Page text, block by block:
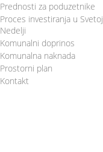
Prednosti za poduzetnike
Proces investiranja u Svetoj
Nedelji
Komunalni doprinos
Komunalna naknada
Prostorni plan
Kontakt